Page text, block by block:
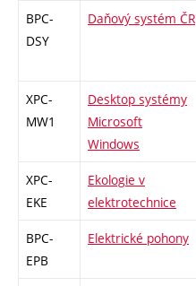
BPC-
DSY
Daňový systém ČR
XPC-
MW1
Desktop systémy
Microsoft
Windows
XPC-
EKE
Ekologie v
elektrotechnice
BPC-
EPB
Elektrické pohony